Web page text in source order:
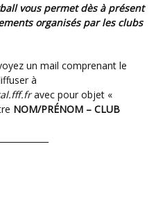
organisés par les clubs
à
avec pour objet «
NOM/PRÉNOM – CLUB